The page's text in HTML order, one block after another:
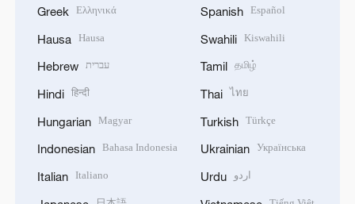
Greek Ελληνικά
Hausa Hausa
Hebrew עברית
Hindi हिन्दी
Hungarian Magyar
Indonesian Bahasa Indonesia
Italian Italiano
Spanish Español
Swahili Kiswahili
Tamil தமிழ்
Thai ไทย
Turkish Türkçe
Ukrainian Українська
Urdu اردو